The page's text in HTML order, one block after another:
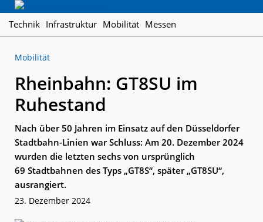
Skip
Skip
Skip
Regionalverkehr
Die
den
Personennahverkehr
Technik Infrastruktur Mobilität Messen
Mobilität
Rheinbahn: GT8SU im
Ruhestand
Nach über 50 Jahren im Einsatz auf den Düsseldorfer
Stadtbahn-Linien war Schluss: Am 20. Dezember 2024
wurden die letzten sechs von ursprünglich
69 Stadtbahnen des Typs „GT8S“, später „GT8SU“,
ausrangiert.
23. Dezember 2024